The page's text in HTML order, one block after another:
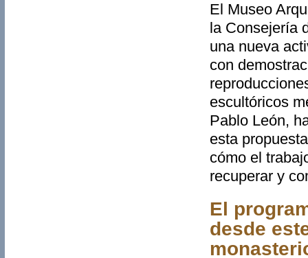
El Museo
la Consejería
una nueva
con
escultóricos
Pablo León,
esta
cómo el
recuperar y
El
desde